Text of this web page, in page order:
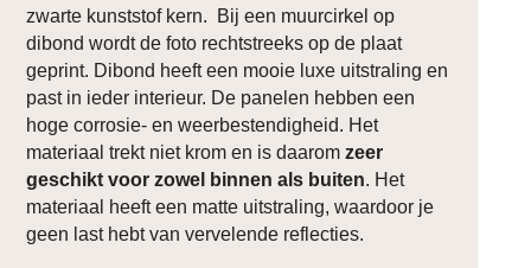
zwarte kunststof kern. Bij een muurcirkel op
dibond wordt de foto rechtstreeks op de plaat
geprint. Dibond heeft een mooie luxe uitstraling en
past in ieder interieur. De panelen hebben een
hoge corrosie- en weerbestendigheid. Het
materiaal trekt niet krom en is daarom zeer
geschikt voor zowel binnen als buiten. Het
materiaal heeft een matte uitstraling, waardoor je
geen last hebt van vervelende reflecties.